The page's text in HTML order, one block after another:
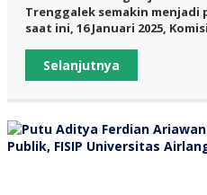
Trenggalek semakin
saat ini, 16 Januari 2025, Komisi
Selanjutnya